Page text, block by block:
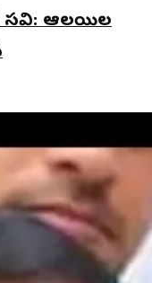
సవి: ఆలయిల